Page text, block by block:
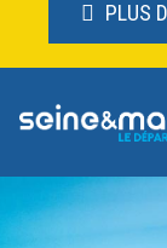
• D64 :
Bois rond et
Depuis le 20
rond-point
PLUS